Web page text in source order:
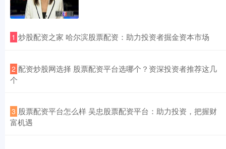
1 ​炒股配资之家 哈尔滨股票配资：助力投资者掘金资本市场
2 ​配资炒股网选择 股票配资平台选哪个？资深投资者推荐这几
个
3 ​股票配资平台怎么样 吴忠股票配资平台：助力投资，把握财
富机遇